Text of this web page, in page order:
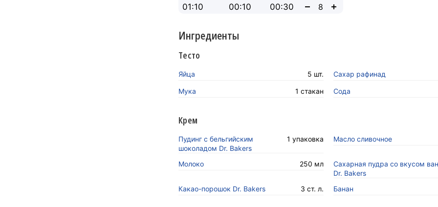
01:10 00:10 00:30
Ингредиенты
Тесто
Яйца 5 шт. Сахар рафинад
Мука 1 стакан Сода
Крем
Пудинг с бельгийским
шоколадом Dr. Bakers
1 упаковка Масло сливочное
Молоко 250 мл
Сахарная пудра со вкусом
Dr. Bakers
Какао-порошок Dr. Bakers
3 ст. л. Банан